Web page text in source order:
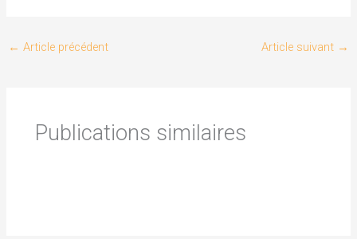
← Article précédent Article suivant →
Publications similaires